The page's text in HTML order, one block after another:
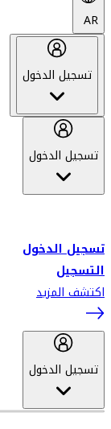
AR
تسجيل الدخول
تسجيل الدخول
تسجيل الدخول
التسجيل
اكتشف المزيد
تسجيل الدخول